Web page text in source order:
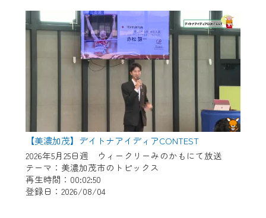
【美濃加茂】デイトナアイディアCONTEST
2026年5月25日週 ウィークリーみのかもにて放送
テーマ：美濃加茂市のトピックス
再生時間：00:02:50
登録日：2026/08/04